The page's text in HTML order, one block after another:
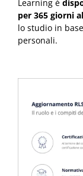
Learning è
per 365 giorni
lo studio in
personali.